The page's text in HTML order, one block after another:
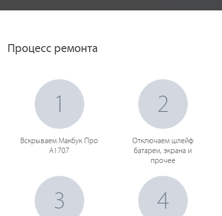
Процесс ремонта
1
Вскрываем Макбук Про
A1707
2
Отключаем шлейф
батареи, экрана и
прочее
3 4